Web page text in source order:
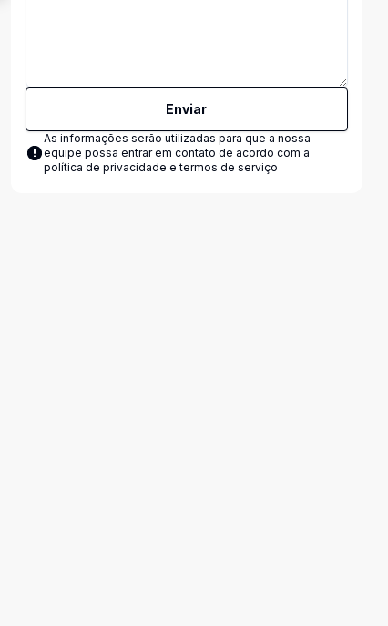
Enviar
As informações serão utilizadas para que a nossa
equipe possa entrar em contato de acordo com a
política de privacidade e termos de serviço